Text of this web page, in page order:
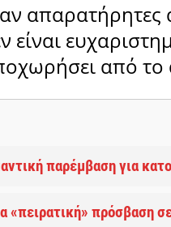
από
παρέμβαση για
«πειρατική» πρόσβαση